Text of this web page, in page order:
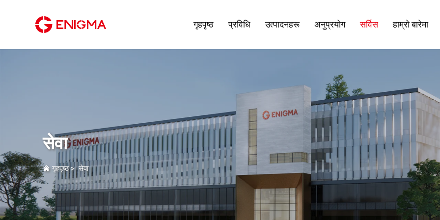
गृहपृष्ठ प्रविधि उत्पादनहरू अनुप्रयोग सर्विस हाम्रो बारेमा
सेवा
गृहपृष्ठ>सेवा